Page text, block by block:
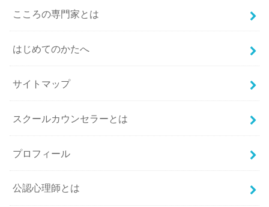
こころの専門家とは
はじめてのかたへ
サイトマップ
スクールカウンセラーとは
プロフィール
公認心理師とは